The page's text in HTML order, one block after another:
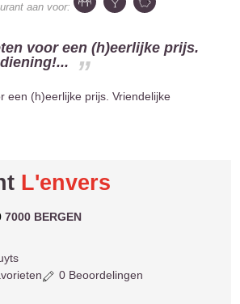
aan voor:
voor een (h)eerlijke prijs.
een (h)eerlijke prijs. Vriendelijke
L'envers
7000 BERGEN
0 Beoordelingen